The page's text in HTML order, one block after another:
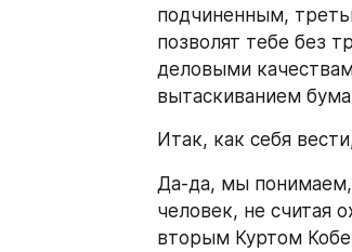
подчиненным,
позволят тебе без
деловыми
вытаскиванием
Итак, как себя
Да-да, мы понимаем,
человек, не считая
вторым Куртом